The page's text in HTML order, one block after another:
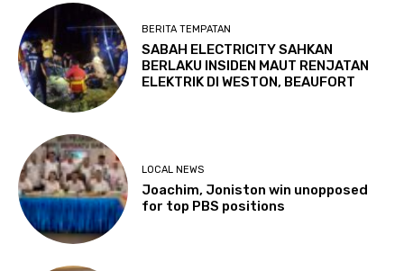
BERITA TEMPATAN
SABAH ELECTRICITY SAHKAN
BERLAKU INSIDEN MAUT RENJATAN
ELEKTRIK DI WESTON, BEAUFORT
LOCAL NEWS
Joachim, Joniston win unopposed
for top PBS positions